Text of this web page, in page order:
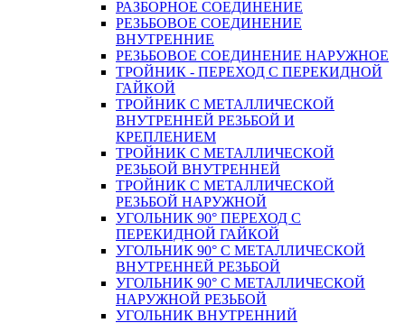
РАЗБОРНОЕ СОЕДИНЕНИЕ
РЕЗЬБОВОЕ СОЕДИНЕНИЕ
ВНУТРЕННИЕ
РЕЗЬБОВОЕ СОЕДИНЕНИЕ НАРУЖНОЕ
ТРОЙНИК - ПЕРЕХОД С ПЕРЕКИДНОЙ
ГАЙКОЙ
ТРОЙНИК С МЕТАЛЛИЧЕСКОЙ
ВНУТРЕННЕЙ РЕЗЬБОЙ И
КРЕПЛЕНИЕМ
ТРОЙНИК С МЕТАЛЛИЧЕСКОЙ
РЕЗЬБОЙ ВНУТРЕННЕЙ
ТРОЙНИК С МЕТАЛЛИЧЕСКОЙ
РЕЗЬБОЙ НАРУЖНОЙ
УГОЛЬНИК 90° ПЕРЕХОД С
ПЕРЕКИДНОЙ ГАЙКОЙ
УГОЛЬНИК 90° С МЕТАЛЛИЧЕСКОЙ
ВНУТРЕННEЙ РЕЗЬБОЙ
УГОЛЬНИК 90° С МЕТАЛЛИЧЕСКОЙ
НАРУЖНОЙ РЕЗЬБОЙ
УГОЛЬНИК ВНУТРЕННИЙ